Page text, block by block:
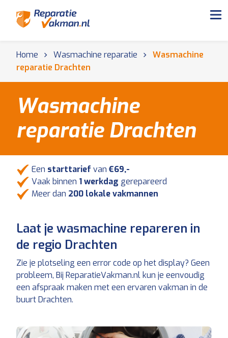
Home Wasmachine reparatie
Wasmachine
reparatie Drachten
Wasmachine
reparatie Drachten
Een starttarief van €69,-
Vaak binnen 1 werkdag gerepareerd
Meer dan 200 lokale vakmannen
Laat je wasmachine repareren in
de regio Drachten
Zie je plotseling een error code op het display? Geen
probleem, Bij ReparatieVakman.nl kun je eenvoudig
een afspraak maken met een ervaren vakman in de
buurt Drachten.